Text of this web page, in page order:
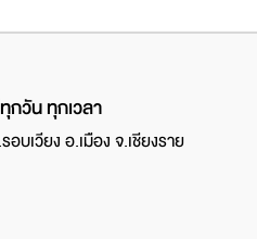
กวัน ทุกเวลา
บเวียง อ.เมือง จ.เชียงราย